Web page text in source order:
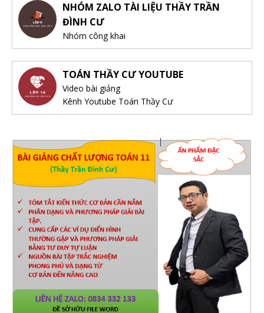
NHÓM ZALO TÀI LIỆU THẦY TRẦN
ĐÌNH CƯ
Nhóm công khai
TOÁN THẦY CƯ YOUTUBE
Video bài giảng
Kênh Youtube Toán Thầy Cư